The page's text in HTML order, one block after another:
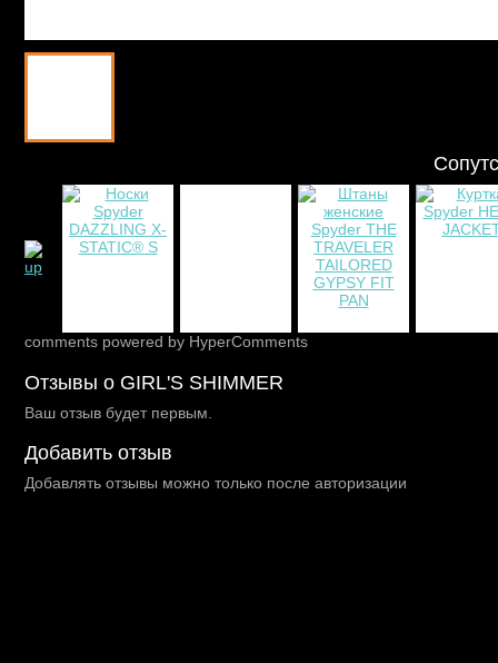
comments powered by HyperComments
Отзывы о GIRL'S SHIMMER
Ваш отзыв будет первым.
Добавить отзыв
Добавлять отзывы можно только после авторизации